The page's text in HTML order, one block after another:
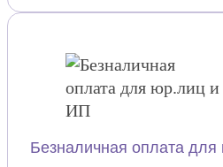
Безналичная оплата